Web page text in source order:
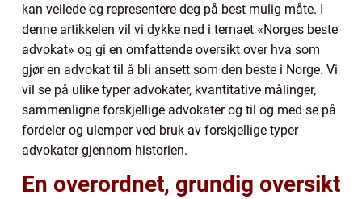
kan veilede og representere deg på best mulig måte. I
denne artikkelen vil vi dykke ned i temaet «Norges beste
advokat» og gi en omfattende oversikt over hva som
gjør en advokat til å bli ansett som den beste i Norge. Vi
vil se på ulike typer advokater, kvantitative målinger,
sammenligne forskjellige advokater og til og med se på
fordeler og ulemper ved bruk av forskjellige typer
advokater gjennom historien.
En overordnet, grundig oversikt